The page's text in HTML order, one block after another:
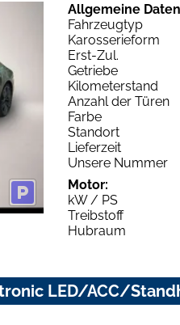
Allgemeine
Fahrzeugtyp
Karosserieform
Erst-Zul.
Getriebe
Kilometerstand
Anzahl der Türen
Farbe
Standort
Lieferzeit
Unsere Nummer
Motor:
kW / PS
Treibstoff
Hubraum
tronic LED/ACC/